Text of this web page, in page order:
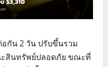
กัน 2 วัน ปรับขึ้นรวม
ะสินทรัพย์ปลอดภัย ขณะที่